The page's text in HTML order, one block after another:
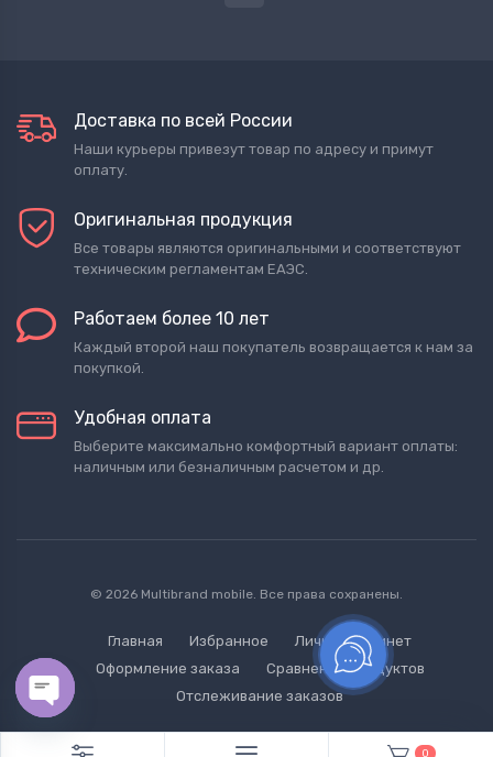
Доставка по всей России
Наши курьеры привезут товар по адресу и примут
оплату.
Оригинальная продукция
Все товары являются оригинальными и соответствуют
техническим регламентам ЕАЭС.
Работаем более 10 лет
Каждый второй наш покупатель возвращается к нам за
покупкой.
Удобная оплата
Выберите максимально комфортный вариант оплаты:
наличным или безналичным расчетом и др.
© 2026 Multibrand mobile. Все права сохранены.
Главная Избранное
Личный кабинет
Оформление заказа
Сравнение продуктов
Отслеживание заказов
0
Open chaty